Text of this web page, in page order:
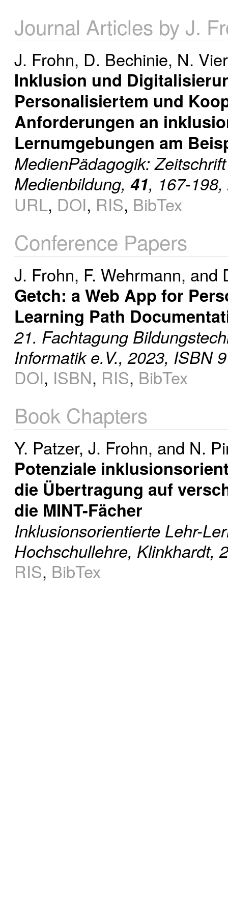
Journal Articles by J.
J. Frohn, D. Bechinie, N.
Inklusion und
Personalisiertem und
Anforderungen an
Lernumgebungen am
MedienPädagogik:
Medienbildung, 41, 167-
URL, DOI, RIS, BibTex
Conference Papers
J. Frohn, F. Wehrmann, and
Getch: a Web App for
Learning Path
21. Fachtagung
Informatik e.V., 2023, ISBN
DOI, ISBN, RIS, BibTex
Book Chapters
Y. Patzer, J. Frohn, and N.
Potenziale
die Übertragung auf
die MINT-Fächer
Inklusionsorientierte Lehr-
Hochschullehre, Klinkhardt,
RIS, BibTex